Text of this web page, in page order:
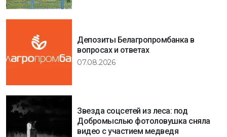
Депозиты Белагропромбанка в
вопросах и ответах
07.08.2026
Звезда соцсетей из леса: под
Добромыслью фотоловушка сняла
видео с участием медведя